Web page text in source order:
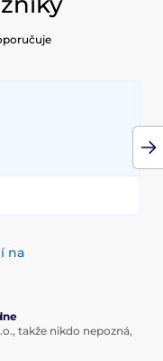
na
takže nikdo nepozná,